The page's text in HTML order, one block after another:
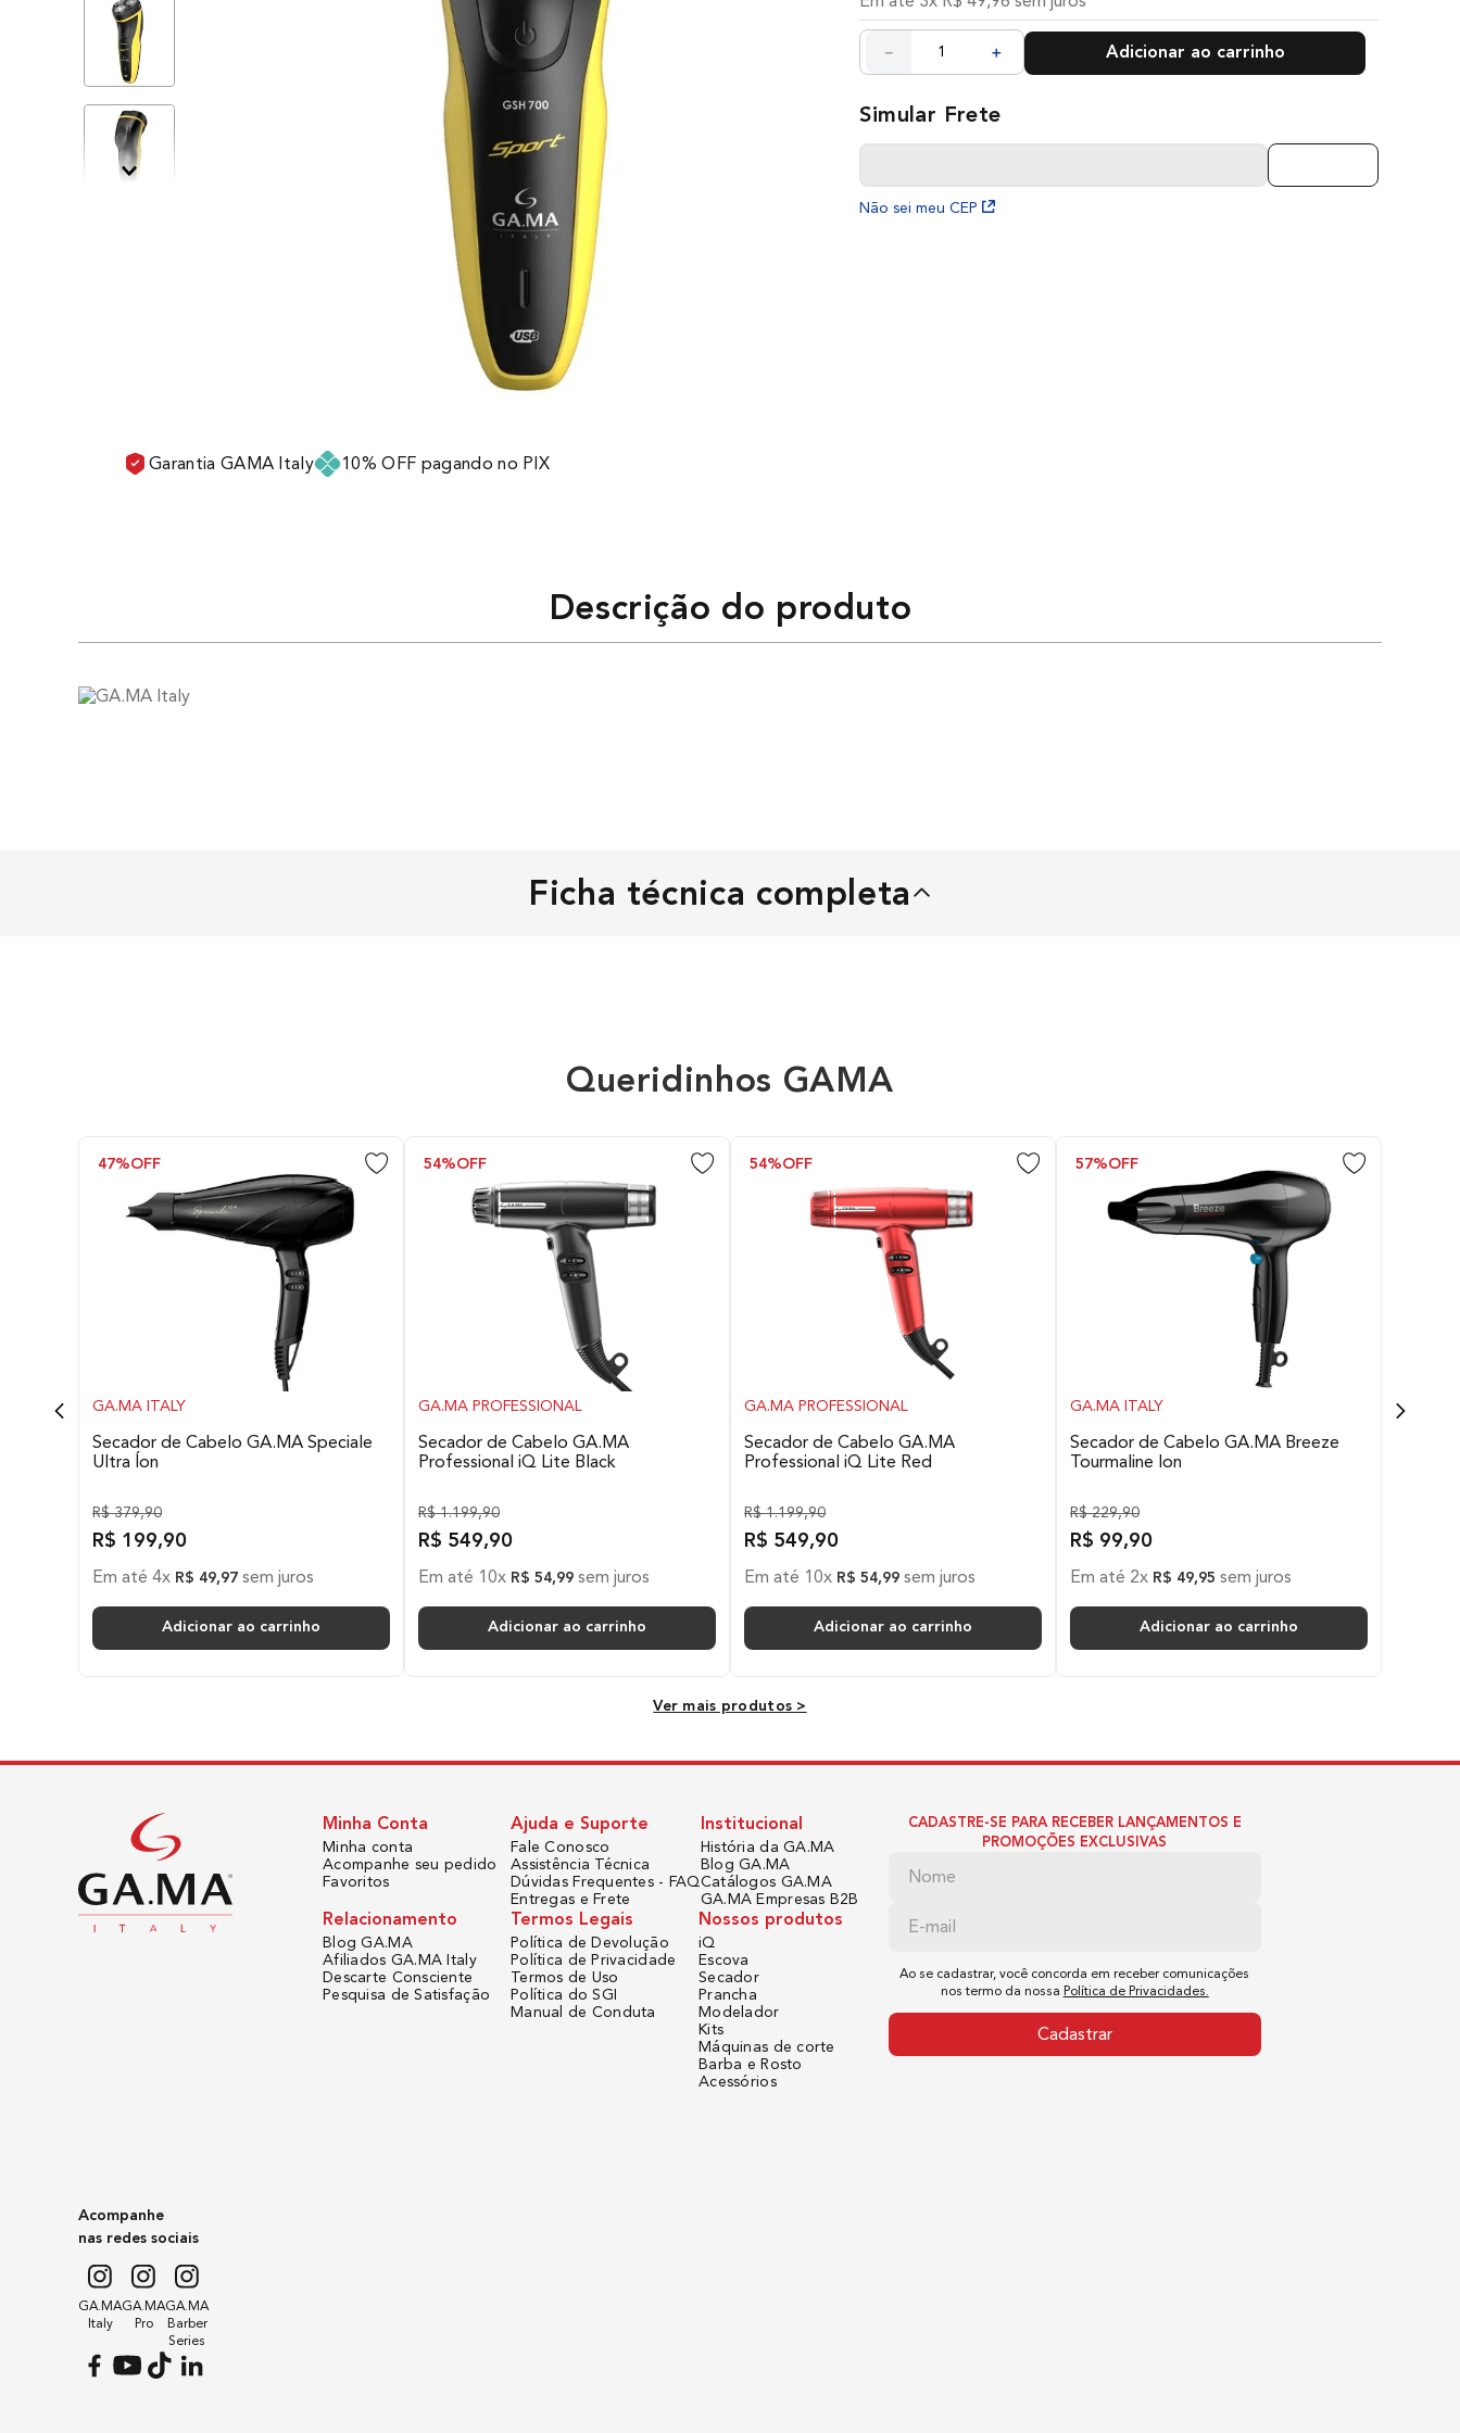
＋
－ Adicionar ao carrinho
Não sei meu CEP
Garantia GAMA Italy 10% OFF pagando no PIX
Descrição do produto
Ficha técnica completa
5V
Autonomia de Bateria
Cabo USB e pincel para limpeza das lâminas
Dimensões do Produto 5,7cm x 7,5cm x 16cm (LarxAltxComp)
Garantia 6 Meses
Queridinhos GAMA
GA.MA ITALY
Secador de Cabelo GA.MA Speciale
Ultra Íon
R$ 379,90
R$ 199,90
47%OFF
Em até4x R$ 49,97 sem juros
Adicionar ao carrinho
GA.MA PROFESSIONAL
Secador de Cabelo GA.MA
Professional iQ Lite Black
R$ 1.199,90
R$ 549,90
54%OFF
Em até 10x R$ 54,99 sem juros
Adicionar ao carrinho
GA.MA PROFESSIONAL
Secador de Cabelo GA.MA
Professional iQ Lite Red
R$ 1.199,90
R$ 549,90
54%OFF
Em até 10x R$ 54,99 sem juros
Adicionar ao carrinho
GA.MA ITALY
Secador de Cabelo GA.MA Breeze
Tourmaline Ion
R$ 229,90
R$ 99,90
57%OFF
Em até 2x R$ 49,95 sem juros
Adicionar ao carrinho
Ver mais produtos >
Acompanhe
nas redes sociais
GA.MA
Italy
GA.MA
Pro
GA.MA
Barber
Series
Minha Conta
Minha conta
Acompanhe seu pedido
Favoritos
Ajuda e Suporte
Fale Conosco
Assistência Técnica
Dúvidas Frequentes - FAQ
Entregas e Frete
Institucional
História da GA.MA
Blog GA.MA
Catálogos GA.MA
GA.MA Empresas B2B
Relacionamento
Blog GA.MA
Afiliados GA.MA Italy
Descarte Consciente
Pesquisa de Satisfação
Termos Legais
Política de Devolução
Política de Privacidade
Termos de Uso
Política do SGI
Manual de Conduta
Nossos produtos
iQ
Escova
Secador
Prancha
Modelador
Kits
Máquinas de corte
Barba e Rosto
Acessórios
CADASTRE-SE PARA RECEBER LANÇAMENTOS E
PROMOÇÕES EXCLUSIVAS
Ao se cadastrar, você concorda em receber comunicações
nos termo da nossa Política de Privacidades.
Cadastrar